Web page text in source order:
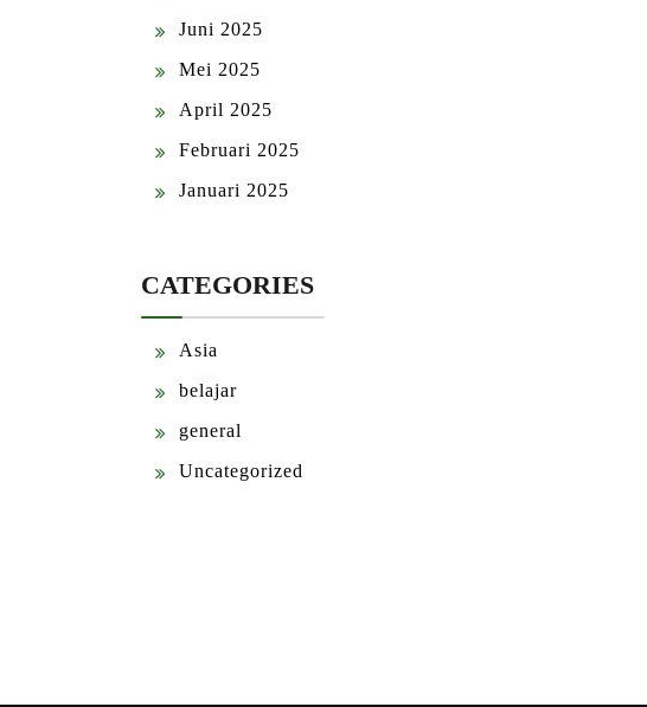
Juni 2025
Mei 2025
April 2025
Februari 2025
Januari 2025
CATEGORIES
Asia
belajar
general
Uncategorized